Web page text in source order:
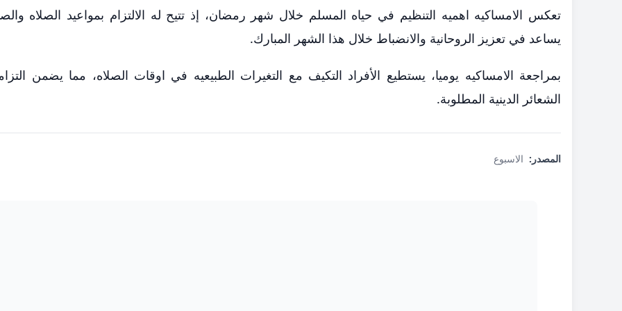
تعكس الامساكيه اهميه التنظيم في حياه المسلم خلال شهر رمضان، إذ تتيح له الالتزام بمواعيد الصلاه
يساعد في تعزيز الروحانية والانضباط خلال هذا الشهر المبارك.
بمراجعة الامساكيه يوميا، يستطيع الأفراد التكيف مع التغيرات الطبيعيه في اوقات الصلاه، مما يضمن
الشعائر الدينية المطلوبة.
المصدر: الاسبوع